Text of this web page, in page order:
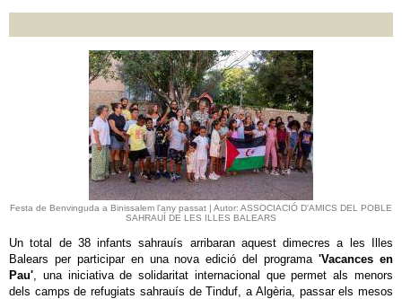
Festa de Benvinguda a Binissalem l'any passat | Autor: ASSOCIACIÓ D'AMICS DEL POBLE
SAHRAUÍ DE LES ILLES BALEARS
Un total de 38 infants sahrauís arribaran aquest dimecres a les Illes
Balears per participar en una nova edició del programa'Vacances en
Pau', una iniciativa de solidaritat internacional que permet als menors
dels camps de refugiats sahrauís de Tinduf, a Algèria, passar els mesos